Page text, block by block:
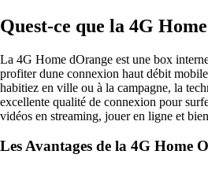
Quest-ce que la 4G
La 4G Home dOrange est une box
profiter dune connexion haut débit
habitiez en ville ou à la campagne, la
excellente qualité de connexion pour
vidéos en streaming, jouer en ligne et
Les Avantages de la 4G Home